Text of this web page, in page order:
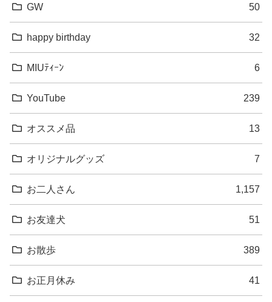
GW 50
happy birthday 32
MIUﾃｨｰﾝ 6
YouTube 239
オススメ品 13
オリジナルグッズ 7
お二人さん 1,157
お友達犬 51
お散歩 389
お正月休み 41